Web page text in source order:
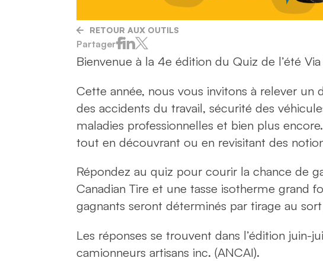
RETOUR AUX OUTILS
Partager
Bienvenue à la 4e édition du Quiz de l’été
Cette année, nous vous invitons à relever
des accidents du travail, sécurité des
maladies professionnelles et bien plus
tout en découvrant ou en revisitant des
Répondez au quiz pour courir la chance de
Canadian Tire et une tasse isotherme grand
gagnants seront déterminés par tirage au
Les réponses se trouvent dans l’édition juin-
camionneurs artisans inc. (ANCAI).